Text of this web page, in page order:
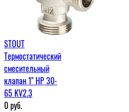
STOUT
Термостатический
смесительный
клапан 1" НР 30-
65 KV2.3
0руб.